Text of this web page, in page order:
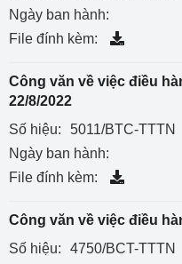
Ngày ban hành:
File đính kèm:
Công văn về việc điều
22/8/2022
Số hiệu:
5011/BTC-TTTN
Ngày ban hành:
File đính kèm:
Công văn về việc điều
Số hiệu:
4750/BCT-TTTN